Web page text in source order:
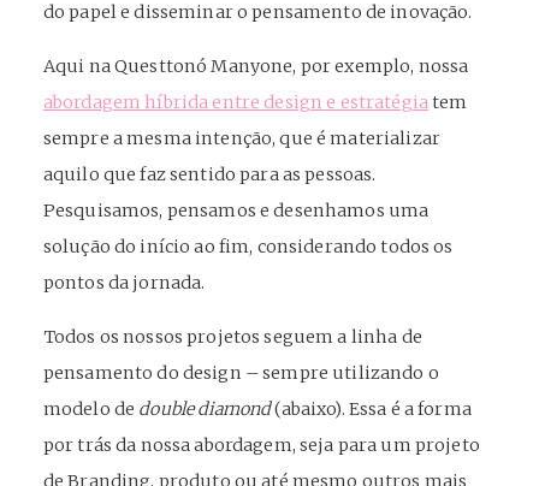
do papel e disseminar o pensamento de inovação.
Aqui na Questtonó Manyone, por exemplo, nossa
abordagem híbrida entre design e estratégiatem
sempre a mesma intenção, que é materializar
aquilo que faz sentido para as pessoas.
Pesquisamos, pensamos e desenhamos uma
solução do início ao fim, considerando todos os
pontos da jornada.
Todos os nossos projetos seguem a linha de
pensamento do design – sempre utilizando o
modelo de double diamond(abaixo). Essa é a forma
por trás da nossa abordagem, seja para um projeto
de Branding, produto ou até mesmo outros mais